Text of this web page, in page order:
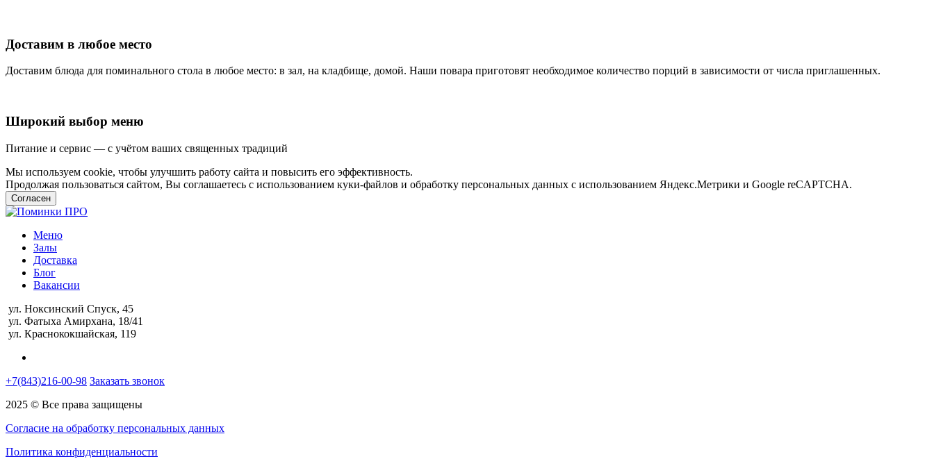
Доставим в любое место
Доставим блюда для поминального стола в любое место: в зал, на кладбище, домой. Наши повара приготовят необходимое количество порций в зависимости от числа приглашенных.
Широкий выбор меню
Питание и сервис — с учётом ваших священных традиций
Мы используем cookie, чтобы улучшить работу сайта и повысить его эффективность.
Продолжая пользоваться сайтом, Вы соглашаетесь с использованием куки-файлов и обработку персональных данных с использованием Яндекс.Метрики и Google reCAPTCHA.
Согласен
Меню
Залы
Доставка
Блог
Вакансии
ул. Ноксинский Спуск, 45
ул. Фатыха Амирхана, 18/41
ул. Краснококшайская, 119
+7(843)216-00-98 Заказать звонок
2025 © Все права защищены
Согласие на обработку персональных данных
Политика конфиденциальности